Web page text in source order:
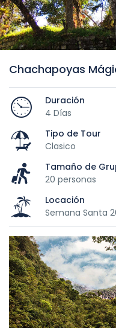
Chachapoyas
Duración
4 Días
Tipo de Tour
Clasico
Tamaño de
20 personas
Locación
Semana Santa